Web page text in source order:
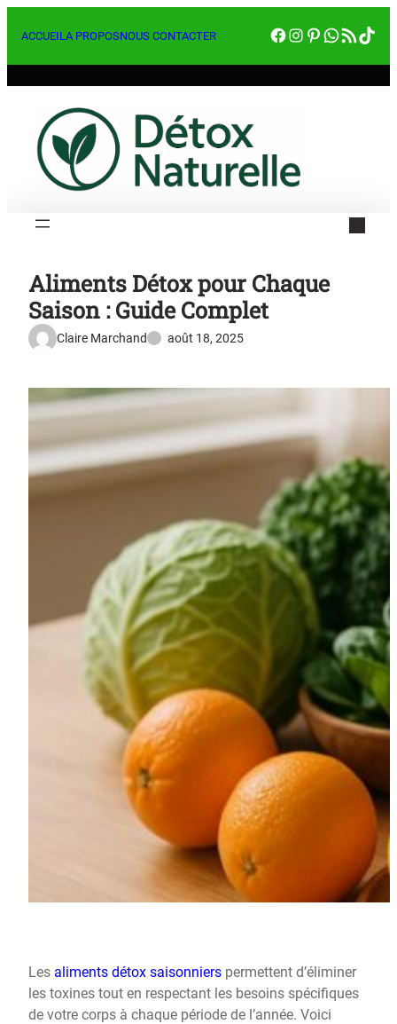
auACCUEILA PROPOSNOUS CONTACTER Facebook
Instagram
Pinterest
RSS Feed
Aliments Détox pour Chaque
Saison : Guide Complet
Claire Marchand août 18, 2025
Les aliments détox saisonniers permettent d’éliminer
les toxines tout en respectant les besoins spécifiques
de votre corps à chaque période de l’année. Voici